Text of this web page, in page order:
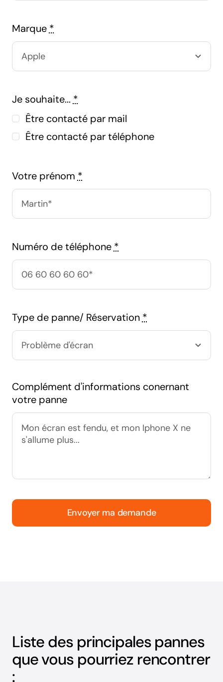
Marque *
Je souhaite... *
Être contacté par mail
Être contacté par téléphone
Votre prénom *
Numéro de téléphone *
Type de panne/ Réservation *
Complément d'informations conernant
votre panne
Envoyer ma demande
Liste des principales pannes
que vous pourriez rencontrer
: